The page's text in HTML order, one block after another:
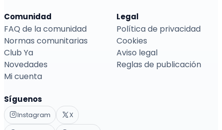
Comunidad
FAQ de la comunidad
Normas comunitarias
Club Ya
Novedades
Mi cuenta
Legal
Política de privacidad
Cookies
Aviso legal
Reglas de publicación
Síguenos
Instagram
X